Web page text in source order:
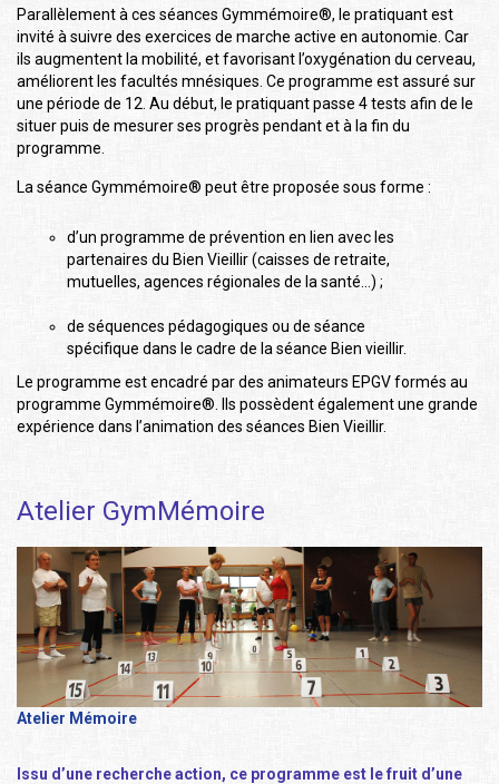
Parallèlement à ces séances Gymmémoire®, le pratiquant est
invité à suivre des exercices de marche active en autonomie. Car
ils augmentent la mobilité, et favorisant l’oxygénation du cerveau,
améliorent les facultés mnésiques. Ce programme est assuré sur
une période de 12. Au début, le pratiquant passe 4 tests afin de le
situer puis de mesurer ses progrès pendant et à la fin du
programme.
La séance Gymmémoire® peut être proposée sous forme :
d’un programme de prévention en lien avec les
partenaires du Bien Vieillir (caisses de retraite,
mutuelles, agences régionales de la santé…) ;
de séquences pédagogiques ou de séance
spécifique dans le cadre de la séance Bien vieillir.
Le programme est encadré par des animateurs EPGV formés au
programme Gymmémoire®. Ils possèdent également une grande
expérience dans l’animation des séances Bien Vieillir.
Atelier GymMémoire
Atelier Mémoire
Issu d’une recherche action, ce programme est le fruit d’une